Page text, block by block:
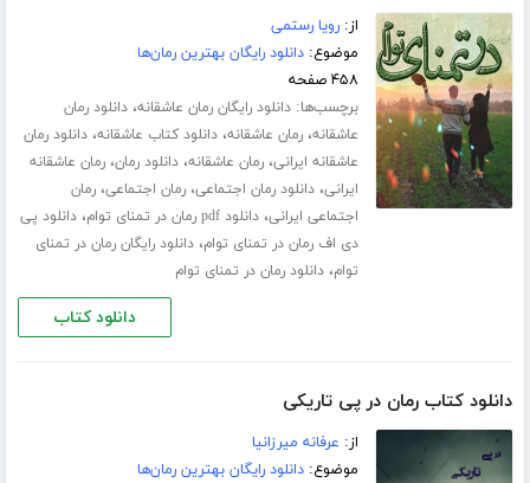
از:رویا رستمی
موضوع:دانلود رایگان بهترین رمان‌ها
۴۵۸ صفحه
برچسب‌ها:دانلود رایگان رمان عاشقانه،دانلود رمان
عاشقانه،رمان عاشقانه،دانلود کتاب عاشقانه،دانلود رمان
عاشقانه ایرانی،رمان عاشقانه،دانلود رمان،رمان عاشقانه
ایرانی،دانلود رمان اجتماعی،رمان اجتماعی،رمان
اجتماعی ایرانی،دانلود pdf رمان در تمنای توام ،دانلود پی
دی اف رمان در تمنای توام،دانلود رایگان رمان در تمنای
توام،دانلود رمان در تمنای توام
دانلود کتاب
دانلود کتاب رمان در پی تاریکی
از: عرفانه میرزانیا
موضوع:دانلود رایگان بهترین رمان‌ها